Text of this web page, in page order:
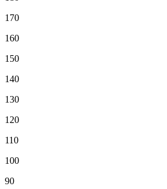
170
160
150
140
130
120
110
100
90